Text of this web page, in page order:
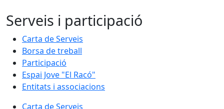
Serveis i participació
Carta de Serveis
Borsa de treball
Participació
Espai Jove "El Racó"
Entitats i associacions
Carta de Serveis